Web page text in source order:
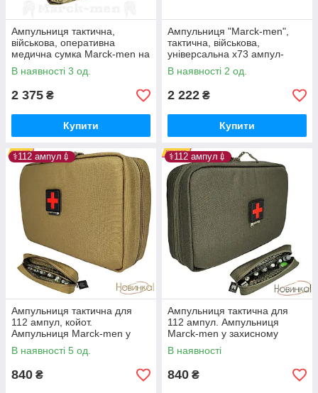
Ампульниця тактична,
військова, оперативна
медична сумка Marck-men на
х73+ ампул, А551. Марк-1
В наявності 3 од.
2 375 ₴
Купити
Ампульниця "Marck-men",
тактична, військова,
універсальна х73 ампул-
А222. "Марк-1"
В наявності 2 од.
2 222 ₴
Купити
⚕️112 ампул💉
Ампульниця тактична для
112 ампул, койот.
Ампульниця Marck-men у
захисному корпусі, тактична,
військова.
В наявності 5 од.
840 ₴
⚕️112 ампул💉
Ампульниця тактична для
112 ампул. Ампульниця
Marck-men у захисному
корпусі, тактична, військова,
хакі
В наявності
840 ₴